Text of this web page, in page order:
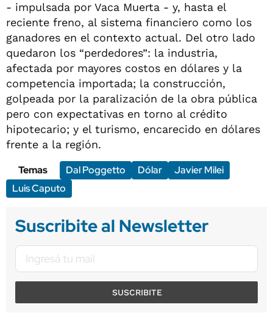
- impulsada por Vaca Muerta - y, hasta el
reciente freno, al sistema financiero como los
ganadores en el contexto actual. Del otro lado
quedaron los “perdedores”: la industria,
afectada por mayores costos en dólares y la
competencia importada; la construcción,
golpeada por la paralización de la obra pública
pero con expectativas en torno al crédito
hipotecario; y el turismo, encarecido en dólares
frente a la región.
Temas
Dal Poggetto Dólar
Javier Milei
Luis Caputo
Suscribite al Newsletter
SUSCRIBITE